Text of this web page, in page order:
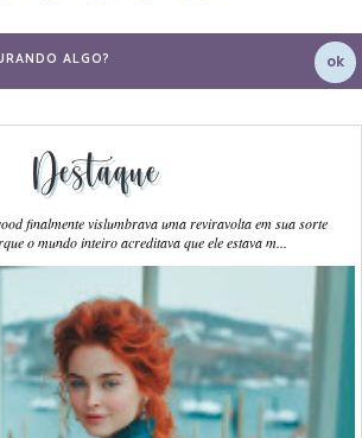
Destaque
finalmente vislumbrava uma reviravolta em sua sorte
o mundo inteiro acreditava que ele estava m...